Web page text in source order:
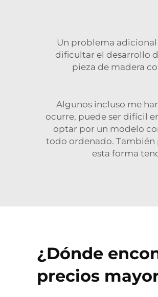
Un problema adicional
dificultar el desarrollo
pieza de madera
Algunos incluso me
ocurre, puede ser difícil
optar por un modelo
todo ordenado. También
esta forma
¿Dónde
precios